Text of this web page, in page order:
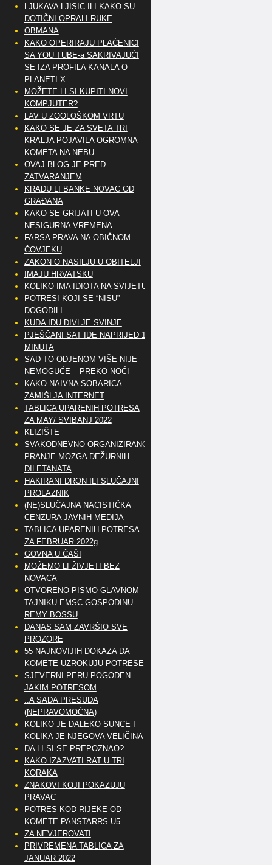
LJUKAVA LJISIC ILI KAKO SU
DOTIČNI OPRALI RUKE
OBMANA
KAKO OPERIRAJU PLAĆENICI
SA YOU TUBE-a SAKRIVAJUĆI
SE IZA PROFILA KANALA O
PLANETI X
MOŽETE LI SI KUPITI NOVI
KOMPJUTER?
LAV U ZOOLOŠKOM VRTU
KAKO SE JE ZA SVETA TRI
KRALJA POJAVILA OGROMNA
KOMETA NA NEBU
OVAJ BLOG JE PRED
ZATVARANJEM
KRADU LI BANKE NOVAC OD
GRAĐANA
KAKO SE GRIJATI U OVA
NESIGURNA VREMENA
FARSA PRAVA NA OBIČNOM
ČOVJEKU
ZAKON O NASILJU U OBITELJI
IMAJU HRVATSKU
KOLIKO IMA IDIOTA NA SVIJETU?
POTRESI KOJI SE “NISU”
DOGODILI
KUDA IDU DIVLJE SVINJE
PJEŠČANI SAT IDE NAPRIJED 10
MINUTA
SAD TO ODJENOM VIŠE NIJE
NEMOGUĆE – PREKO NOĆI
KAKO NAIVNA SOBARICA
ZAMIŠLJA INTERNET
TABLICA UPARENIH POTRESA
ZA MAY/ SVIBANJ 2022
KLIZIŠTE
SVAKODNEVNO ORGANIZIRANO
PRANJE MOZGA DEŽURNIH
DILETANATA
HAKIRANI DRON ILI SLUČAJNI
PROLAZNIK
(NE)SLUČAJNA NACISTIČKA
CENZURA JAVNIH MEDIJA
TABLICA UPARENIH POTRESA
ZA FEBRUAR 2022g
GOVNA U ČAŠI
MOŽEMO LI ŽIVJETI BEZ
NOVACA
OTVORENO PISMO GLAVNOM
TAJNIKU EMSC GOSPODINU
REMY BOSSU
DANAS SAM ZAVRŠIO SVE
PROZORE
55 NAJNOVIJIH DOKAZA DA
KOMETE UZROKUJU POTRESE
SJEVERNI PERU POGOĐEN
JAKIM POTRESOM
..A SADA PRESUDA
(NEPRAVOMOĆNA)
KOLIKO JE DALEKO SUNCE I
KOLIKA JE NJEGOVA VELIČINA
DA LI SI SE PREPOZNAO?
KAKO IZAZVATI RAT U TRI
KORAKA
ZNAKOVI KOJI POKAZUJU
PRAVAC
POTRES KOD RIJEKE OD
KOMETE PANSTARRS U5
ZA NEVJEROVATI
PRIVREMENA TABLICA ZA
JANUAR 2022